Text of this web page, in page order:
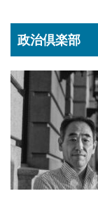
政治倶楽部